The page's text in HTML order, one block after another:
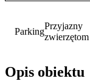
Parking
Przyjazny
zwierzętom
Opis obiektu